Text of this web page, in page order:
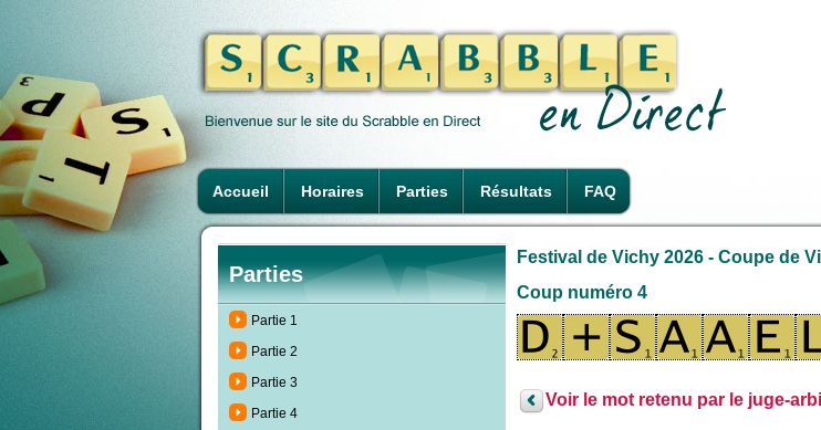
Accueil Horaires Parties Résultats FAQ
Parties
Partie 1
Partie 2
Partie 3
Partie 4
Festival de Vichy 2026 - Coupe de
Coup numéro 4
Voir le mot retenu par le juge-